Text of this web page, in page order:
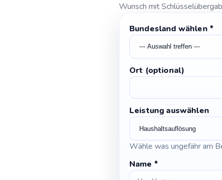
Wunsch mit
Bundesland wählen *
Ort (optional)
Leistung auswählen
Wähle was ungefähr am
Ort
Leistung
wählen
Name *